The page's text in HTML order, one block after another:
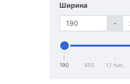
Ширина
-
190 655 1,1 тыс.